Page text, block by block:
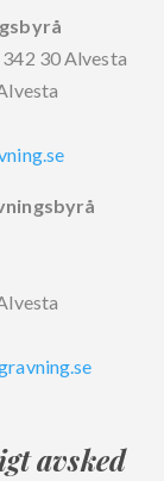
30 Alvesta
avsked